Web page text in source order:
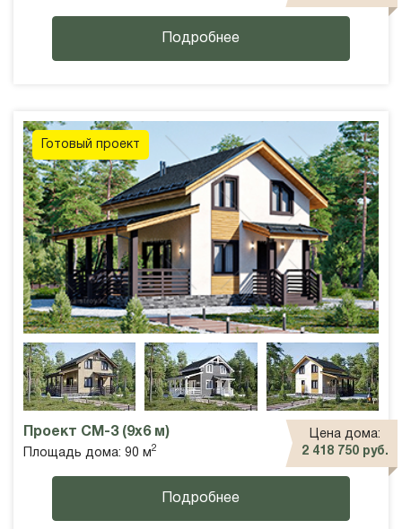
Подробнее
Готовый проект
Проект СМ-3 (9х6 м)
Площадь дома: 90 м2
Цена дома:
2 418 750 руб.
Подробнее